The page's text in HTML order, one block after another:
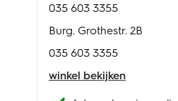
035 603 3355
Burg. Grothestr. 2B
035 603 3355
winkel bekijken